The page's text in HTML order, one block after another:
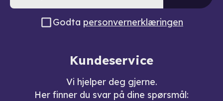
Godta personvernerklæringen
Kundeservice
Vi hjelper deg gjerne.
Her finner du svar på dine spørsmål: